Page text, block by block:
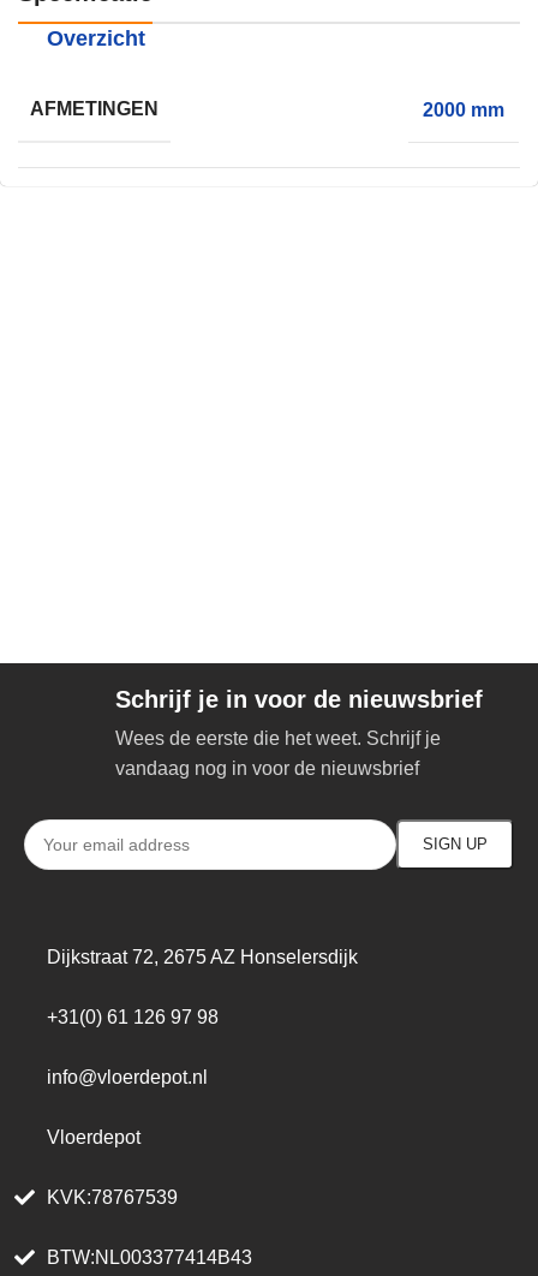
Overzicht
AFMETINGEN 2000 mm
Schrijf je in voor de nieuwsbrief
Wees de eerste die het weet. Schrijf je
vandaag nog in voor de nieuwsbrief
Dijkstraat 72, 2675 AZ Honselersdijk
+31(0) 61 126 97 98
info@vloerdepot.nl
Vloerdepot
KVK:78767539
BTW:NL003377414B43